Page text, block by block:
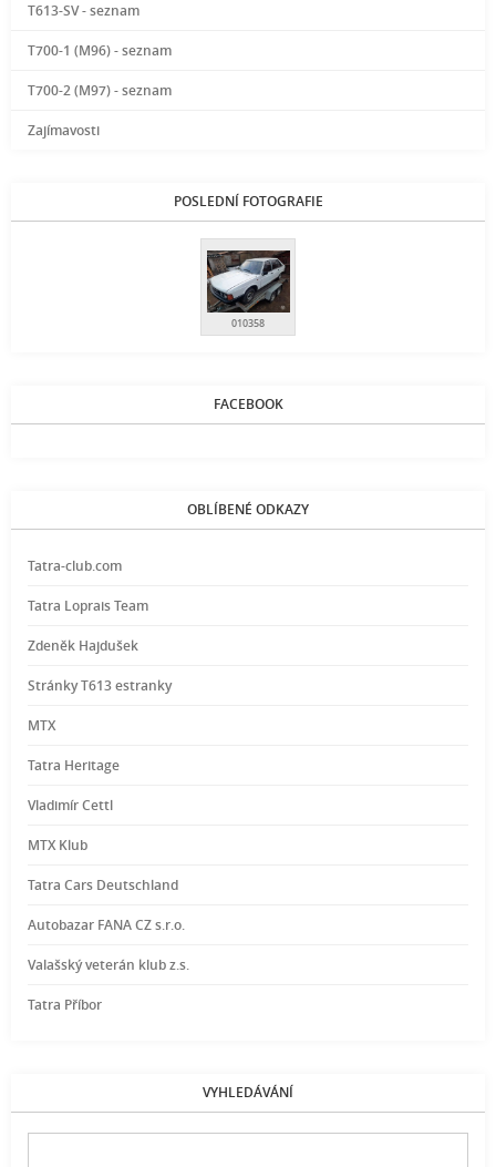
T613-SV - seznam
T700-1 (M96) - seznam
T700-2 (M97) - seznam
Zajímavosti
POSLEDNÍ FOTOGRAFIE
010358
FACEBOOK
OBLÍBENÉ ODKAZY
Tatra-club.com
Tatra Loprais Team
Zdeněk Hajdušek
Stránky T613 estranky
MTX
Tatra Heritage
Vladimír Cettl
MTX Klub
Tatra Cars Deutschland
Autobazar FANA CZ s.r.o.
Valašský veterán klub z.s.
Tatra Příbor
VYHLEDÁVÁNÍ